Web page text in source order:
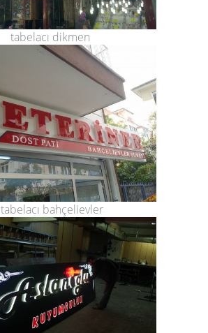
tabelacı dikmen
tabelacı bahçelievler